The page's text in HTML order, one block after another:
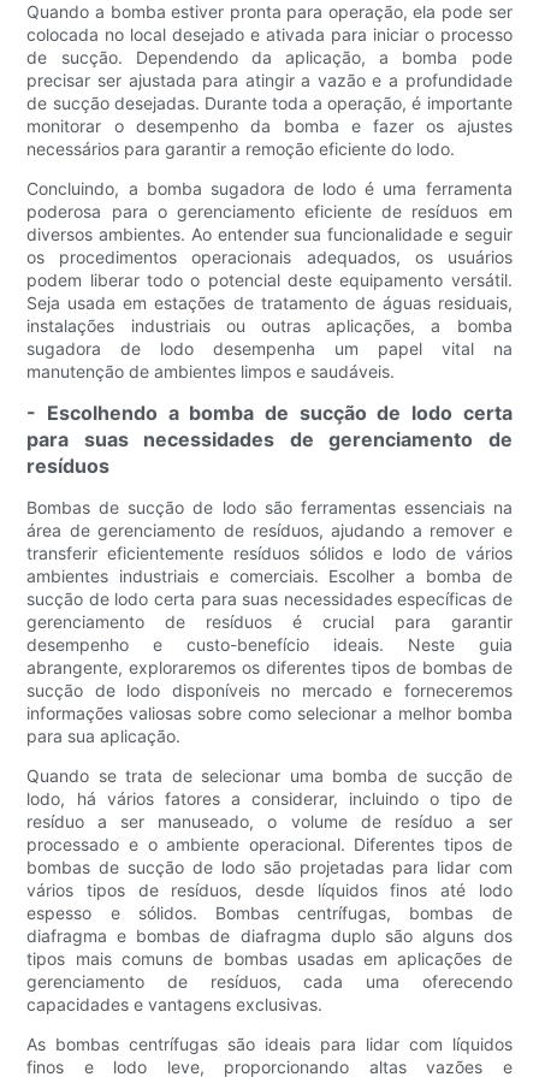
Quando a bomba estiver pronta para operação, ela pode ser
colocada no local desejado e ativada para iniciar o processo
de sucção. Dependendo da aplicação, a bomba pode
precisar ser ajustada para atingir a vazão e a profundidade
de sucção desejadas. Durante toda a operação, é importante
monitorar o desempenho da bomba e fazer os ajustes
necessários para garantir a remoção eficiente do lodo.
Concluindo, a bomba sugadora de lodo é uma ferramenta
poderosa para o gerenciamento eficiente de resíduos em
diversos ambientes. Ao entender sua funcionalidade e seguir
os procedimentos operacionais adequados, os usuários
podem liberar todo o potencial deste equipamento versátil.
Seja usada em estações de tratamento de águas residuais,
instalações industriais ou outras aplicações, a bomba
sugadora de lodo desempenha um papel vital na
manutenção de ambientes limpos e saudáveis.
- Escolhendo a bomba de sucção de lodo certa
para suas necessidades de gerenciamento de
resíduos
Bombas de sucção de lodo são ferramentas essenciais na
área de gerenciamento de resíduos, ajudando a remover e
transferir eficientemente resíduos sólidos e lodo de vários
ambientes industriais e comerciais. Escolher a bomba de
sucção de lodo certa para suas necessidades específicas de
gerenciamento de resíduos é crucial para garantir
desempenho e custo-benefício ideais. Neste guia
abrangente, exploraremos os diferentes tipos de bombas de
sucção de lodo disponíveis no mercado e forneceremos
informações valiosas sobre como selecionar a melhor bomba
para sua aplicação.
Quando se trata de selecionar uma bomba de sucção de
lodo, há vários fatores a considerar, incluindo o tipo de
resíduo a ser manuseado, o volume de resíduo a ser
processado e o ambiente operacional. Diferentes tipos de
bombas de sucção de lodo são projetadas para lidar com
vários tipos de resíduos, desde líquidos finos até lodo
espesso e sólidos. Bombas centrífugas, bombas de
diafragma e bombas de diafragma duplo são alguns dos
tipos mais comuns de bombas usadas em aplicações de
gerenciamento de resíduos, cada uma oferecendo
capacidades e vantagens exclusivas.
As bombas centrífugas são ideais para lidar com líquidos
finos e lodo leve, proporcionando altas vazões e